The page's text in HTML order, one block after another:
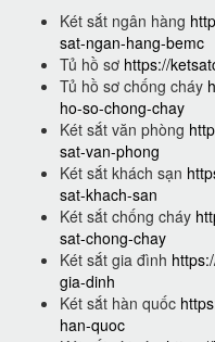
Két sắt ngân hàng
sat-ngan-hang-bemc
Tủ hồ sơ https://
Tủ hồ sơ chống cháy
ho-so-chong-chay
Két sắt văn phòng
sat-van-phong
Két sắt khách sạn
sat-khach-san
Két sắt chống cháy
sat-chong-chay
Két sắt gia đình
gia-dinh
Két sắt hàn quốc
han-quoc